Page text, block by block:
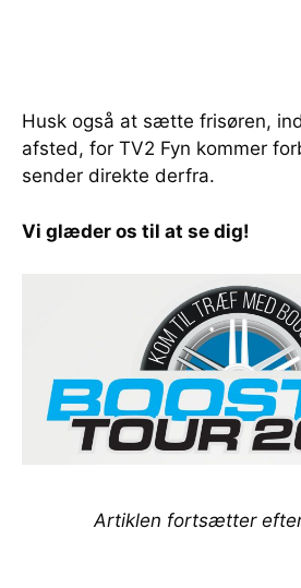
Husk også at sætte frisøren,
afsted, for TV2 Fyn kommer
sender direkte derfra.
Vi glæder os til at se dig!
Artiklen fortsætter